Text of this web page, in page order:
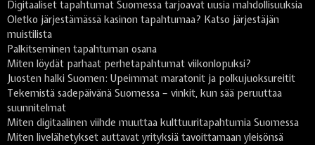
Digitaaliset tapahtumat Suomessa tarjoavat uusia mahdollisuuksia
Oletko järjestämässä kasinon tapahtumaa? Katso järjestäjän
muistilista
Palkitseminen tapahtuman osana
Miten löydät parhaat perhetapahtumat viikonlopuksi?
Juosten halki Suomen: Upeimmat maratonit ja polkujuoksureitit
Tekemistä sadepäivänä Suomessa – vinkit, kun sää peruuttaa
suunnitelmat
Miten digitaalinen viihde muuttaa kulttuuritapahtumia Suomessa
Miten livelähetykset auttavat yrityksiä tavoittamaan yleisönsä